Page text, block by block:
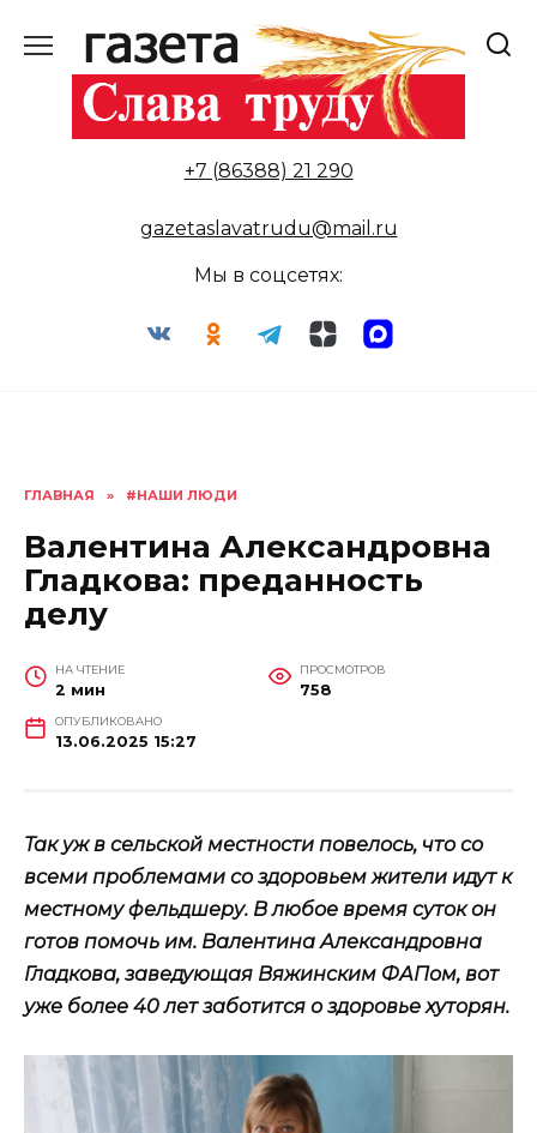
содержанию
+7 (86388) 21 290
gazetaslavatrudu@mail.ru
Мы в соцсетях:
ГЛАВНАЯ » #НАШИ ЛЮДИ
Валентина Александровна
Гладкова: преданность
делу
НА ЧТЕНИЕ
2 мин
ПРОСМОТРОВ
758
ОПУБЛИКОВАНО
13.06.2025 15:27
Так уж в сельской местности повелось, что со
всеми проблемами со здоровьем жители идут к
местному фельдшеру. В любое время суток он
готов помочь им. Валентина Александровна
Гладкова, заведующая Вяжинским ФАПом, вот
уже более 40 лет заботится о здоровье хуторян.